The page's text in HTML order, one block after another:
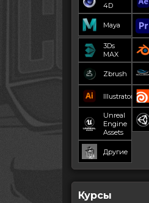
4D
Maya
3Ds
MAX
Zbrush
Illustrator
Unreal
Engine
Assets
Другие
Курсы